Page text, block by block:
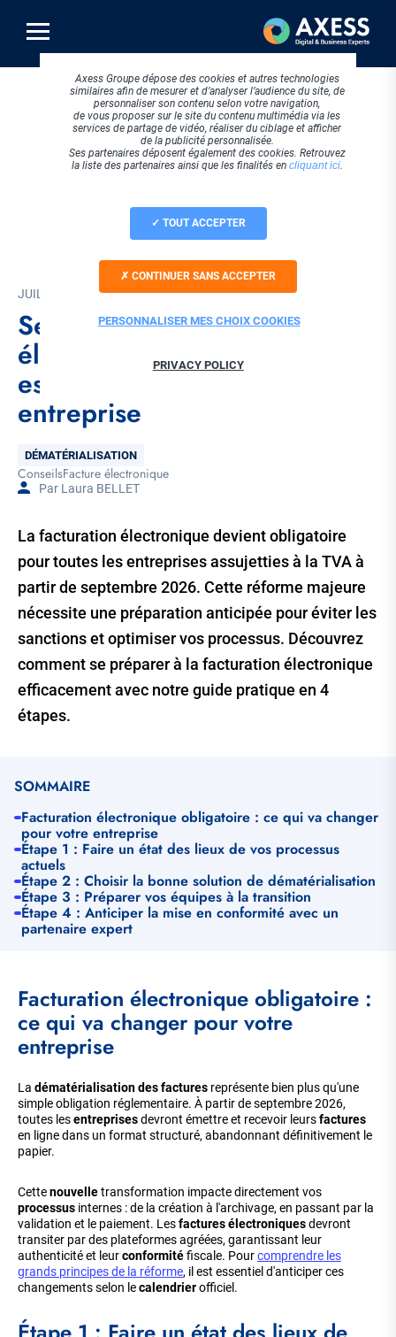
contenu
principal
JUILLET 2025
Se préparer à la facturation
électronique : 4 étapes
essentielles pour votre
entreprise
Thématique
DÉMATÉRIALISATION
Tags
ConseilsFacture électronique
Par Laura BELLET
La facturation électronique devient obligatoire
pour toutes les entreprises assujetties à la TVA à
partir de septembre 2026. Cette réforme majeure
nécessite une préparation anticipée pour éviter les
sanctions et optimiser vos processus. Découvrez
comment se préparer à la facturation électronique
efficacement avec notre guide pratique en 4
étapes.
SOMMAIRE
Facturation électronique obligatoire : ce qui va changer
pour votre entreprise
Étape 1 : Faire un état des lieux de vos processus
actuels
Étape 2 : Choisir la bonne solution de dématérialisation
Étape 3 : Préparer vos équipes à la transition
Étape 4 : Anticiper la mise en conformité avec un
partenaire expert
Facturation électronique obligatoire :
ce qui va changer pour votre
entreprise
La dématérialisation des factures représente bien plus qu'une
simple obligation réglementaire. À partir de septembre 2026,
toutes lesentreprisesdevront émettre et recevoir leursfactures
en ligne dans un format structuré, abandonnant définitivement le
papier.
Cettenouvelletransformation impacte directement vos
processus internes : de la création à l'archivage, en passant par la
validation et le paiement. Lesfactures électroniquesdevront
transiter par des plateformes agréées, garantissant leur
authenticité et leurconformitéfiscale. Pourcomprendre les
grands principes de la réforme, il est essentiel d'anticiper ces
changements selon lecalendrierofficiel.
Axess Groupe dépose des cookies et autres technologies
similaires afin de mesurer et d’analyser l’audience du site, de
personnaliser son contenu selon votre navigation,
de vous proposer sur le site du contenu multimédia via les
services de partage de vidéo, réaliser du ciblage et afficher
de la publicité personnalisée.
Ses partenaires déposent également des cookies. Retrouvez
la liste des partenaires ainsi que les finalités en cliquant ici.
TOUT ACCEPTER
CONTINUER SANS ACCEPTER
PERSONNALISER MES CHOIX COOKIES
PRIVACY POLICY